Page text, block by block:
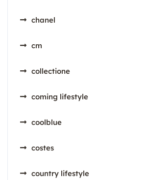
chanel
cm
collectione
coming lifestyle
coolblue
costes
country lifestyle